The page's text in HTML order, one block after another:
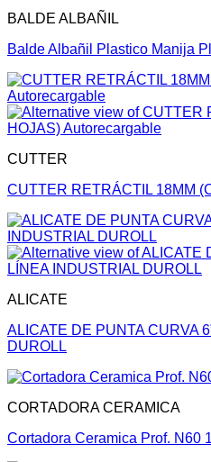
BALDE ALBAÑIL
Balde Albañil Plastico Manija
CUTTER
CUTTER RETRÁCTIL 18MM
ALICATE
ALICATE DE PUNTA CURVA
DUROLL
CORTADORA CERAMICA
Cortadora Ceramica Prof. N60